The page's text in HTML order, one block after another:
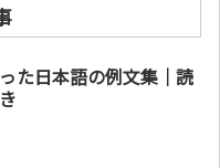
た日本語の例文集｜読